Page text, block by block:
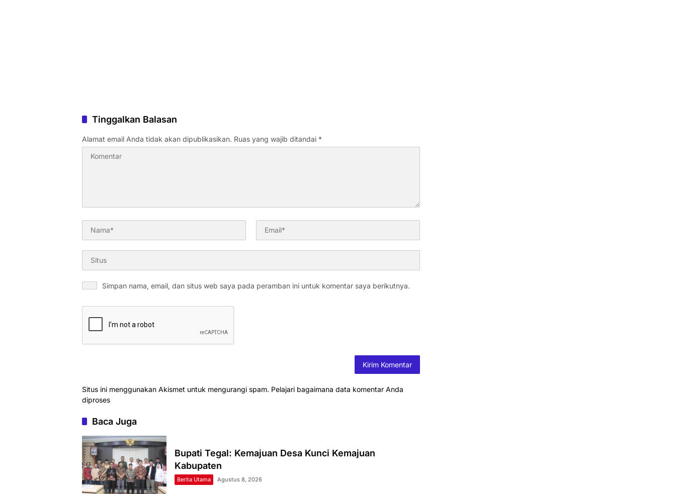
Tinggalkan Balasan
Alamat email Anda tidak akan dipublikasikan. Ruas yang wajib ditandai *
Simpan nama, email, dan situs web saya pada peramban ini untuk komentar saya berikutnya.
Situs ini menggunakan Akismet untuk mengurangi spam. Pelajari bagaimana data komentar Anda
diproses
Baca Juga
Bupati Tegal: Kemajuan Desa Kunci Kemajuan
Kabupaten
Berita Utama Agustus 8, 2026